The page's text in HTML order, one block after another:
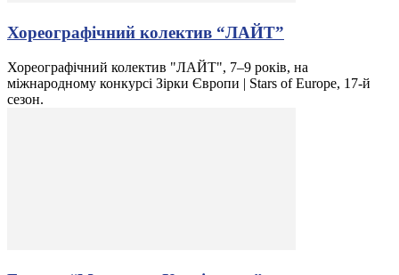
Хореографічний колектив “ЛАЙТ”
Хореографічний колектив "ЛАЙТ", 7–9 років, на
міжнародному конкурсі Зірки Європи | Stars of Europe, 17-й
сезон.